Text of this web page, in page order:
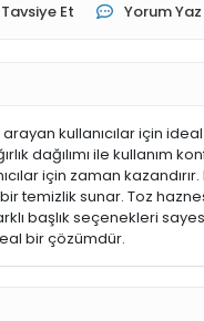
Tavsiye Et Yorum Yaz
kullanıcılar için
dağılımı ile
için zaman
temizlik sunar. Toz
başlık seçenekleri
bir çözümdür.